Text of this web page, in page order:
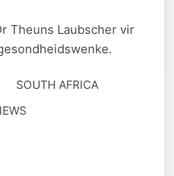
Theuns Laubscher vir
SOUTH AFRICA